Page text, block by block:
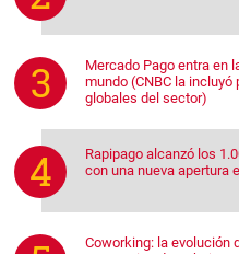
Mercado Pago entra en
mundo (CNBC la
globales del sector)
Rapipago alcanzó los
con una nueva apertura
Coworking: la evolución